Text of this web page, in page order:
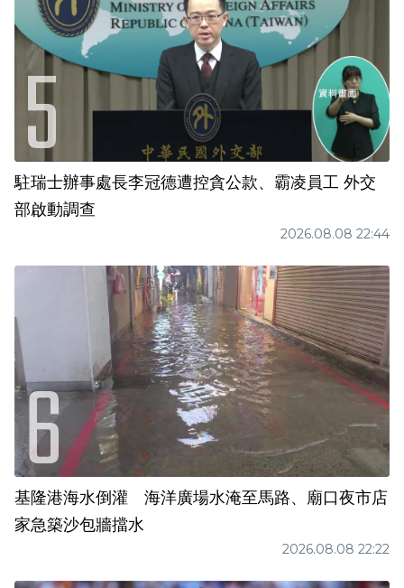
駐瑞士辦事處長李冠德遭控貪公款、霸凌員工 外交
部啟動調查
2026.08.08 22:44
基隆港海水倒灌 海洋廣場水淹至馬路、廟口夜市店
家急築沙包牆擋水
2026.08.08 22:22